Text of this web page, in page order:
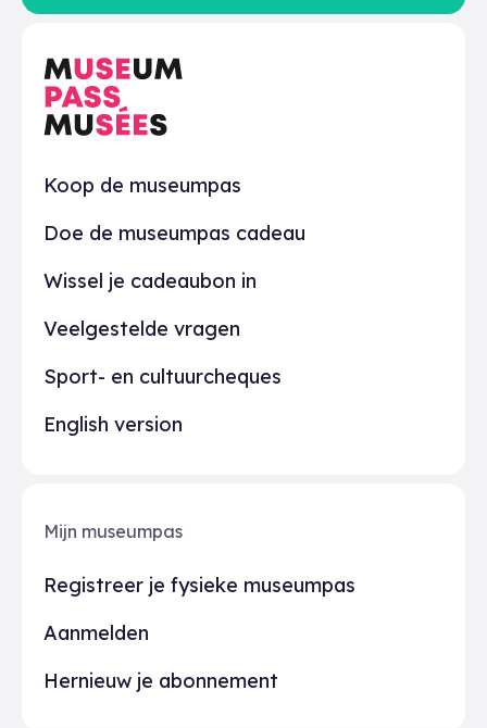
Praktisch
Koop de museumpas
Doe de museumpas cadeau
Wissel je cadeaubon in
Veelgestelde vragen
Sport- en cultuurcheques
English version
Mijn museumpas
Registreer je fysieke museumpas
Aanmelden
Hernieuw je abonnement